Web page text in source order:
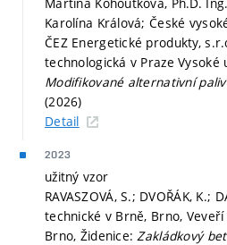
Karolína Králová; České
ČEZ Energetické produkty,
technologická v Praze Vysoké
Modifikované alternativní
(2026)
Detail
2023
užitný vzor
RAVASZOVÁ, S.; DVOŘÁK, K.;
technické v Brně, Brno, Veveří
Brno, Židenice:Zakládkový